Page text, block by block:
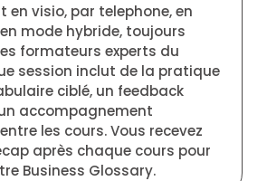
en visio, par telephone, en
mode hybride, toujours
formateurs experts du
session inclut de la pratique
ciblé, un feedback
accompagnement
les cours. Vous recevez
après chaque cours pour
Business Glossary.